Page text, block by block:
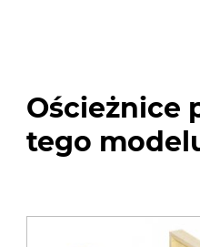
Ościeżnice
tego